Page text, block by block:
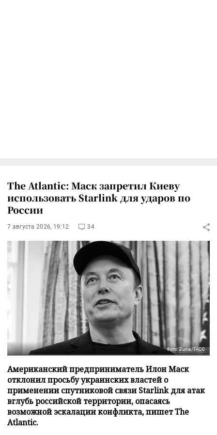
The Atlantic: Маск запретил Киеву
использовать Starlink для ударов по
России
7 августа 2026, 19:12 34
Фото: Zuma/ТАСС
Американский предприниматель Илон Маск
отклонил просьбу украинских властей о
применении спутниковой связи Starlink для атак
вглубь российской территории, опасаясь
возможной эскалации конфликта, пишет The
Atlantic.